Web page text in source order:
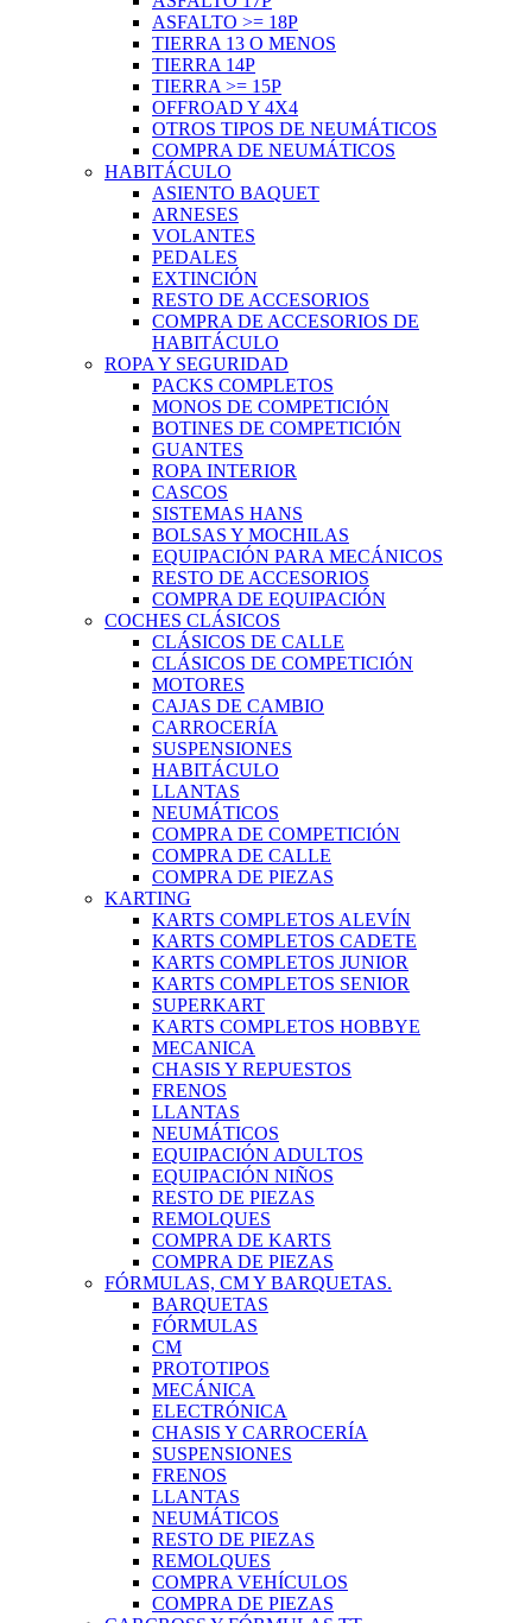
ASFALTO >= 18P
TIERRA 13 O MENOS
TIERRA 14P
TIERRA >= 15P
OFFROAD Y 4X4
OTROS TIPOS DE NEUMÁTICOS
COMPRA DE NEUMÁTICOS
HABITÁCULO
ASIENTO BAQUET
ARNESES
VOLANTES
PEDALES
EXTINCIÓN
RESTO DE ACCESORIOS
COMPRA DE ACCESORIOS DE
HABITÁCULO
ROPA Y SEGURIDAD
PACKS COMPLETOS
MONOS DE COMPETICIÓN
BOTINES DE COMPETICIÓN
GUANTES
ROPA INTERIOR
CASCOS
SISTEMAS HANS
BOLSAS Y MOCHILAS
EQUIPACIÓN PARA MECÁNICOS
RESTO DE ACCESORIOS
COMPRA DE EQUIPACIÓN
COCHES CLÁSICOS
CLÁSICOS DE CALLE
CLÁSICOS DE COMPETICIÓN
MOTORES
CAJAS DE CAMBIO
CARROCERÍA
SUSPENSIONES
HABITÁCULO
LLANTAS
NEUMÁTICOS
COMPRA DE COMPETICIÓN
COMPRA DE CALLE
COMPRA DE PIEZAS
KARTING
KARTS COMPLETOS ALEVÍN
KARTS COMPLETOS CADETE
KARTS COMPLETOS JUNIOR
KARTS COMPLETOS SENIOR
SUPERKART
KARTS COMPLETOS HOBBYE
MECANICA
CHASIS Y REPUESTOS
FRENOS
LLANTAS
NEUMÁTICOS
EQUIPACIÓN ADULTOS
EQUIPACIÓN NIÑOS
RESTO DE PIEZAS
REMOLQUES
COMPRA DE KARTS
COMPRA DE PIEZAS
FÓRMULAS, CM Y BARQUETAS.
BARQUETAS
FÓRMULAS
CM
PROTOTIPOS
MECÁNICA
ELECTRÓNICA
CHASIS Y CARROCERÍA
SUSPENSIONES
FRENOS
LLANTAS
NEUMÁTICOS
RESTO DE PIEZAS
REMOLQUES
COMPRA VEHÍCULOS
COMPRA DE PIEZAS